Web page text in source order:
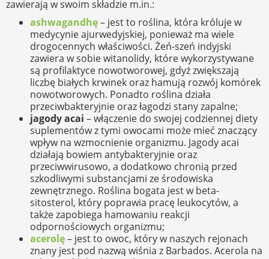
zawierają w swoim składzie m.in.:
ashwagandhę– jest to roślina, która króluje w
medycynie ajurwedyjskiej, ponieważ ma wiele
drogocennych właściwości. Żeń-szeń indyjski
zawiera w sobie witanolidy, które wykorzystywane
są profilaktyce nowotworowej, gdyż zwiększają
liczbę białych krwinek oraz hamują rozwój komórek
nowotworowych. Ponadto roślina działa
przeciwbakteryjnie oraz łagodzi stany zapalne;
jagody acai – włączenie do swojej codziennej diety
suplementów z tymi owocami może mieć znaczący
wpływ na wzmocnienie organizmu. Jagody acai
działają bowiem antybakteryjnie oraz
przeciwwirusowo, a dodatkowo chronią przed
szkodliwymi substancjami ze środowiska
zewnętrznego. Roślina bogata jest w beta-​​
sitosterol, który poprawia pracę leukocytów, a
także zapobiega hamowaniu reakcji
odpornościowych organizmu;
acerolę– jest to owoc, który w naszych rejonach
znany jest pod nazwą wiśnia z Barbados. Acerola na